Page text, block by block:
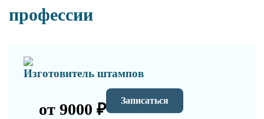
профессии
Изготовитель штампов
от 9000 ₽ Записаться